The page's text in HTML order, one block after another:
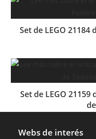
Set de LEGO
Set de LEGO 21159
Webs de interés